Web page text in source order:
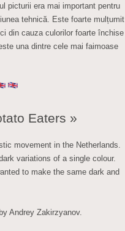
picturii era mai important pentru
tehnică. Este foarte mulțumit
din cauza culorilor foarte închise
una dintre cele mai faimoase
Eaters »
movement in the Netherlands.
variations of a single colour.
to make the same dark and
Andrey Zakirzyanov.